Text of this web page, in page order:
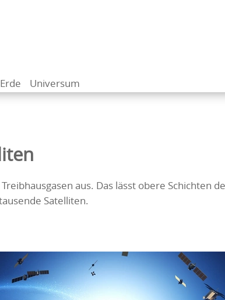
Erde Universum
aus. Das lässt obere Schichten
Satelliten.